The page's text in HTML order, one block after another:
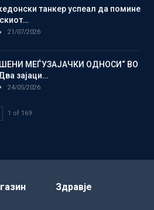
танкер успеал да помине
21/07/2026
МЕЃУЗАЈАЧКИ ОДНОСИ“ ВО
зајаци…
24/05/2026
1 of 169
Здравје